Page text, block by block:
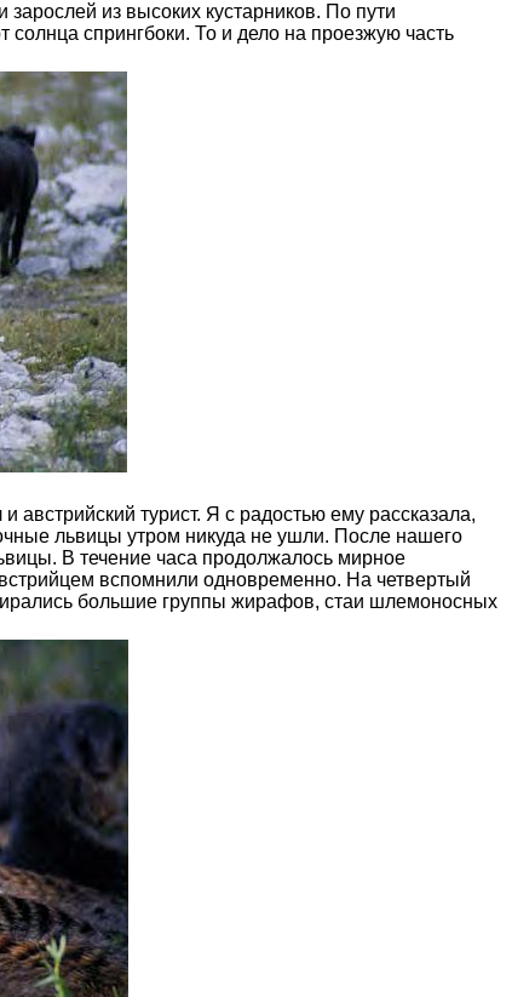
из высоких кустарников. По пути
солнца спрингбоки. То и дело на проезжую часть
турист. Я с радостью ему рассказала,
львицы утром никуда не ушли. После нашего
В течение часа продолжалось мирное
вспомнили одновременно. На четвертый
большие группы жирафов, стаи шлемоносных